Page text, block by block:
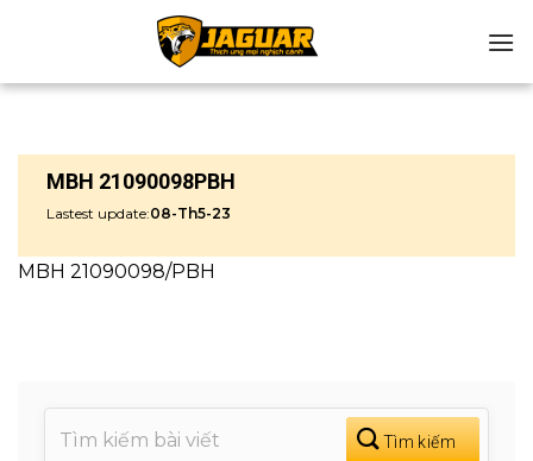
MBH 21090098PBH
Lastest update:08-Th5-23
MBH 21090098/PBH